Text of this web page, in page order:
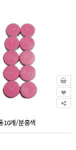
10개/분홍색